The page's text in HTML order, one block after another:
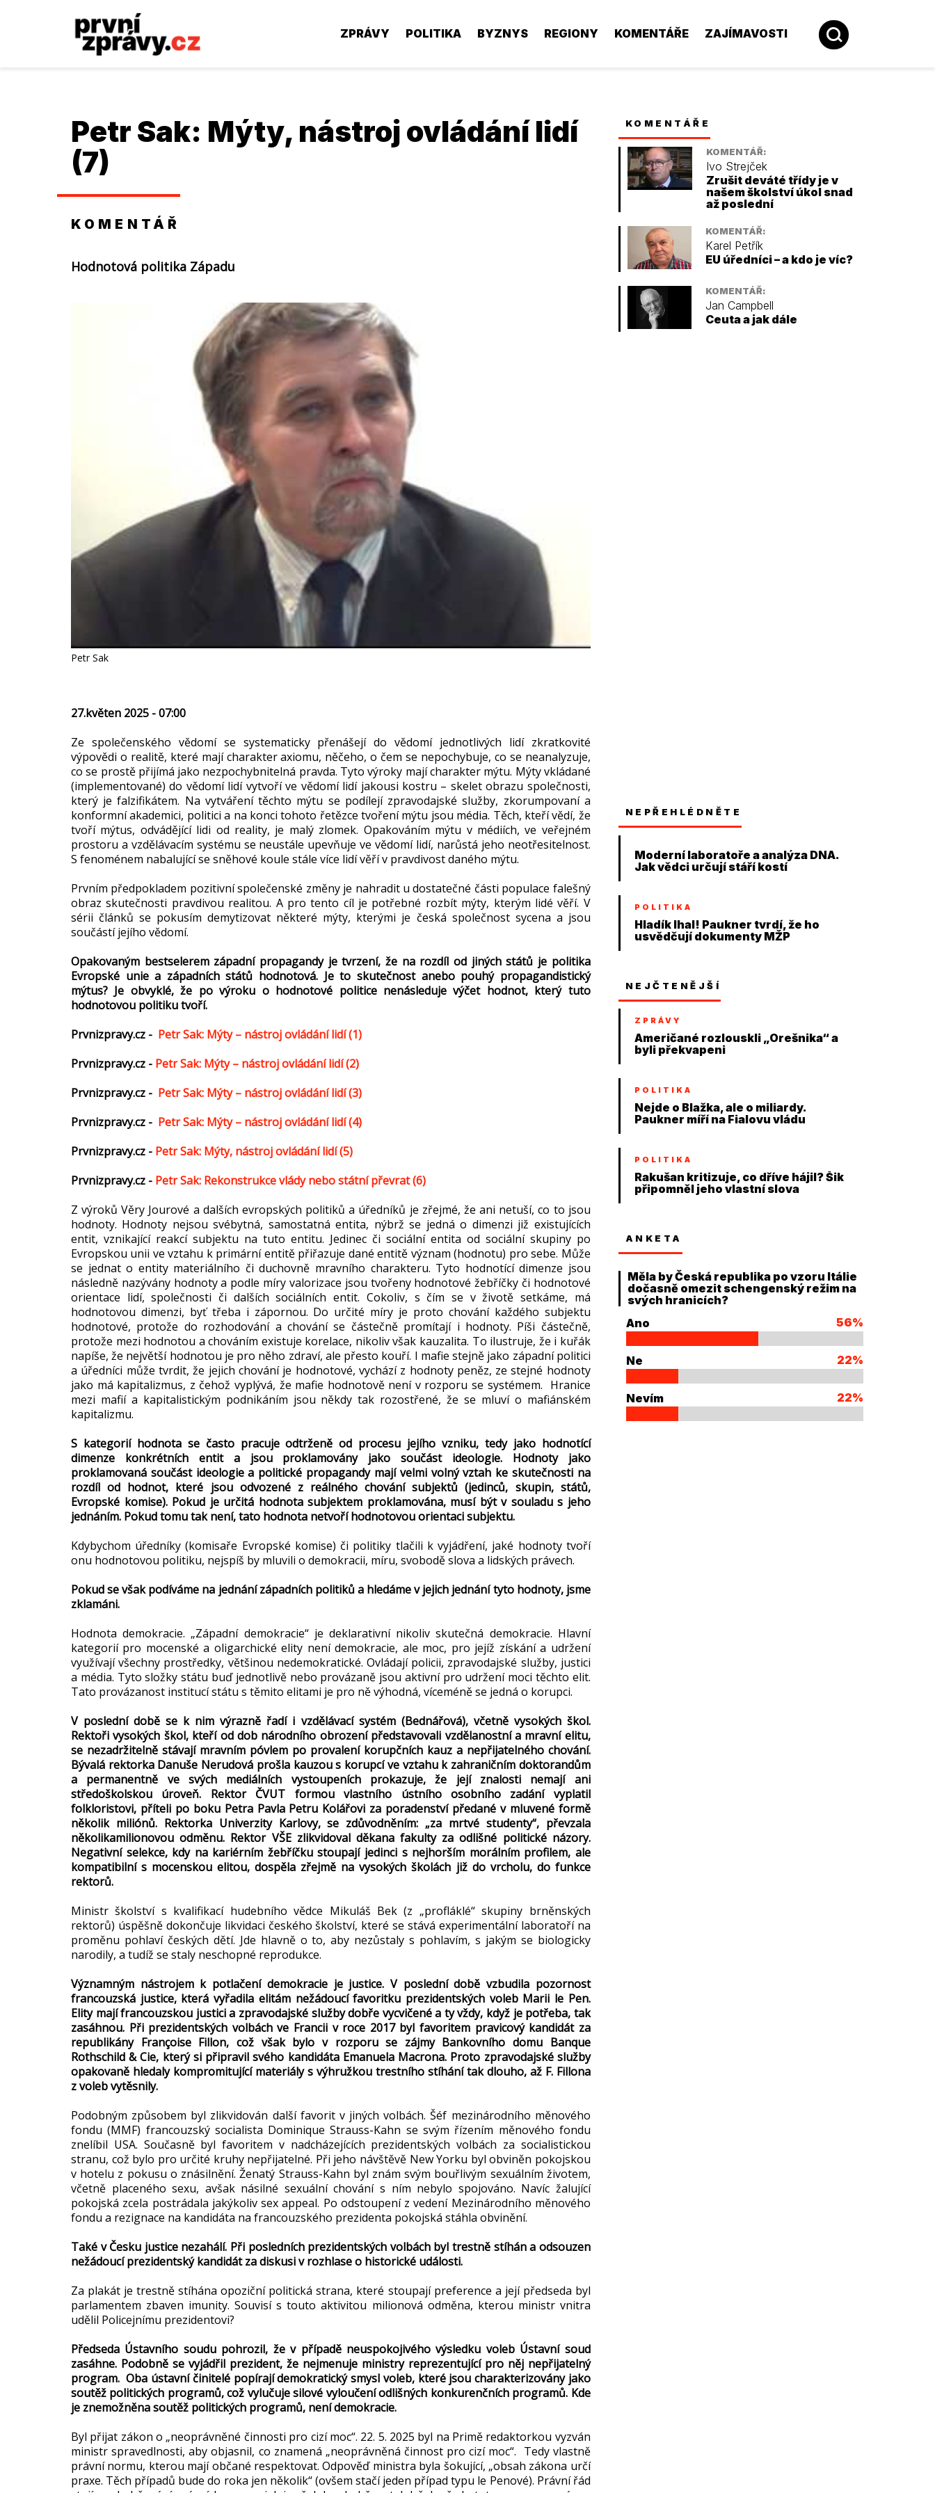
ZPRÁVY POLITIKA BYZNYS REGIONY KOMENTÁŘE ZAJÍMAVOSTI
Petr Sak: Mýty, nástroj ovládání lidí
(7)
KOMENTÁŘ
Hodnotová politika Západu
Petr Sak
27.květen 2025 - 07:00
Ze společenského vědomí se systematicky přenášejí do vědomí jednotlivých lidí zkratkovité
výpovědi o realitě, které mají charakter axiomu, něčeho, o čem se nepochybuje, co se neanalyzuje,
co se prostě přijímá jako nezpochybnitelná pravda. Tyto výroky mají charakter mýtu. Mýty vkládané
(implementované) do vědomí lidí vytvoří ve vědomí lidí jakousi kostru – skelet obrazu společnosti,
který je falzifikátem. Na vytváření těchto mýtu se podílejí zpravodajské služby, zkorumpovaní a
konformní akademici, politici a na konci tohoto řetězce tvoření mýtu jsou média. Těch, kteří vědí, že
tvoří mýtus, odvádějící lidi od reality, je malý zlomek. Opakováním mýtu v médiích, ve veřejném
prostoru a vzdělávacím systému se neustále upevňuje ve vědomí lidí, narůstá jeho neotřesitelnost.
S fenoménem nabalující se sněhové koule stále více lidí věří v pravdivost daného mýtu.
Prvním předpokladem pozitivní společenské změny je nahradit u dostatečné části populace falešný
obraz skutečnosti pravdivou realitou. A pro tento cíl je potřebné rozbít mýty, kterým lidé věří. V
sérii článků se pokusím demytizovat některé mýty, kterými je česká společnost sycena a jsou
součástí jejího vědomí.
Opakovaným bestselerem západní propagandy je tvrzení, že na rozdíl od jiných států je politika
Evropské unie a západních států hodnotová. Je to skutečnost anebo pouhý propagandistický
mýtus? Je obvyklé, že po výroku o hodnotové politice nenásleduje výčet hodnot, který tuto
hodnotovou politiku tvoří.
Prvnizpravy.cz - Petr Sak: Mýty – nástroj ovládání lidí (1)
Prvnizpravy.cz - Petr Sak: Mýty – nástroj ovládání lidí (2)
Prvnizpravy.cz - Petr Sak: Mýty – nástroj ovládání lidí (3)
Prvnizpravy.cz - Petr Sak: Mýty – nástroj ovládání lidí (4)
Prvnizpravy.cz - Petr Sak: Mýty, nástroj ovládání lidí (5)
Prvnizpravy.cz - Petr Sak: Rekonstrukce vlády nebo státní převrat (6)
Z výroků Věry Jourové a dalších evropských politiků a úředníků je zřejmé, že ani netuší, co to jsou
hodnoty. Hodnoty nejsou svébytná, samostatná entita, nýbrž se jedná o dimenzi již existujících
entit, vznikající reakcí subjektu na tuto entitu. Jedinec či sociální entita od sociální skupiny po
Evropskou unii ve vztahu k primární entitě přiřazuje dané entitě význam (hodnotu) pro sebe. Může
se jednat o entity materiálního či duchovně mravního charakteru. Tyto hodnotící dimenze jsou
následně nazývány hodnoty a podle míry valorizace jsou tvořeny hodnotové žebříčky či hodnotové
orientace lidí, společnosti či dalších sociálních entit. Cokoliv, s čím se v životě setkáme, má
hodnotovou dimenzi, byť třeba i zápornou. Do určité míry je proto chování každého subjektu
hodnotové, protože do rozhodování a chování se částečně promítají i hodnoty. Píši částečně,
protože mezi hodnotou a chováním existuje korelace, nikoliv však kauzalita. To ilustruje, že i kuřák
napíše, že největší hodnotou je pro něho zdraví, ale přesto kouří. I mafie stejně jako západní politici
a úředníci může tvrdit, že jejich chování je hodnotové, vychází z hodnoty peněz, ze stejné hodnoty
jako má kapitalizmus, z čehož vyplývá, že mafie hodnotově není v rozporu se systémem. Hranice
mezi mafií a kapitalistickým podnikáním jsou někdy tak rozostřené, že se mluví o mafiánském
kapitalizmu.
S kategorií hodnota se často pracuje odtrženě od procesu jejího vzniku, tedy jako hodnotící
dimenze konkrétních entit a jsou proklamovány jako součást ideologie. Hodnoty jako
proklamovaná součást ideologie a politické propagandy mají velmi volný vztah ke skutečnosti na
rozdíl od hodnot, které jsou odvozené z reálného chování subjektů (jedinců, skupin, států,
Evropské komise). Pokud je určitá hodnota subjektem proklamována, musí být v souladu s jeho
jednáním. Pokud tomu tak není, tato hodnota netvoří hodnotovou orientaci subjektu.
Kdybychom úředníky (komisaře Evropské komise) či politiky tlačili k vyjádření, jaké hodnoty tvoří
onu hodnotovou politiku, nejspíš by mluvili o demokracii, míru, svobodě slova a lidských právech.
Pokud se však podíváme na jednání západních politiků a hledáme v jejich jednání tyto hodnoty, jsme
zklamáni.
Hodnota demokracie. „Západní demokracie“ je deklarativní nikoliv skutečná demokracie. Hlavní
kategorií pro mocenské a oligarchické elity není demokracie, ale moc, pro jejíž získání a udržení
využívají všechny prostředky, většinou nedemokratické. Ovládají policii, zpravodajské služby, justici
a média. Tyto složky státu buď jednotlivě nebo provázaně jsou aktivní pro udržení moci těchto elit.
Tato provázanost institucí státu s těmito elitami je pro ně výhodná, víceméně se jedná o korupci.
V poslední době se k nim výrazně řadí i vzdělávací systém (Bednářová), včetně vysokých škol.
Rektoři vysokých škol, kteří od dob národního obrození představovali vzdělanostní a mravní elitu,
se nezadržitelně stávají mravním póvlem po provalení korupčních kauz a nepřijatelného chování.
Bývalá rektorka Danuše Nerudová prošla kauzou s korupcí ve vztahu k zahraničním doktorandům
a permanentně ve svých mediálních vystoupeních prokazuje, že její znalosti nemají ani
středoškolskou úroveň. Rektor ČVUT formou vlastního ústního osobního zadání vyplatil
folkloristovi, příteli po boku Petra Pavla Petru Kolářovi za poradenství předané v mluvené formě
několik miliónů. Rektorka Univerzity Karlovy, se zdůvodněním: „za mrtvé studenty“, převzala
několikamilionovou odměnu. Rektor VŠE zlikvidoval děkana fakulty za odlišné politické názory.
Negativní selekce, kdy na kariérním žebříčku stoupají jedinci s nejhorším morálním profilem, ale
kompatibilní s mocenskou elitou, dospěla zřejmě na vysokých školách již do vrcholu, do funkce
rektorů.
Ministr školství s kvalifikací hudebního vědce Mikuláš Bek (z „profláklé“ skupiny brněnských
rektorů) úspěšně dokončuje likvidaci českého školství, které se stává experimentální laboratoří na
proměnu pohlaví českých dětí. Jde hlavně o to, aby nezůstaly s pohlavím, s jakým se biologicky
narodily, a tudíž se staly neschopné reprodukce.
Významným nástrojem k potlačení demokracie je justice. V poslední době vzbudila pozornost
francouzská justice, která vyřadila elitám nežádoucí favoritku prezidentských voleb Marii le Pen.
Elity mají francouzskou justici a zpravodajské služby dobře vycvičené a ty vždy, když je potřeba, tak
zasáhnou. Při prezidentských volbách ve Francii v roce 2017 byl favoritem pravicový kandidát za
republikány Françoise Fillon, což však bylo v rozporu se zájmy Bankovního domu Banque
Rothschild & Cie, který si připravil svého kandidáta Emanuela Macrona. Proto zpravodajské služby
opakovaně hledaly kompromitující materiály s výhružkou trestního stíhání tak dlouho, až F. Fillona
z voleb vytěsnily.
Podobným způsobem byl zlikvidován další favorit v jiných volbách. Šéf mezinárodního měnového
fondu (MMF) francouzský socialista Dominique Strauss-Kahn se svým řízením měnového fondu
znelíbil USA. Současně byl favoritem v nadcházejících prezidentských volbách za socialistickou
stranu, což bylo pro určité kruhy nepřijatelné. Při jeho návštěvě New Yorku byl obviněn pokojskou
v hotelu z pokusu o znásilnění. Ženatý Strauss-Kahn byl znám svým bouřlivým sexuálním životem,
včetně placeného sexu, avšak násilné sexuální chování s ním nebylo spojováno. Navíc žalující
pokojská zcela postrádala jakýkoliv sex appeal. Po odstoupení z vedení Mezinárodního měnového
fondu a rezignace na kandidáta na francouzského prezidenta pokojská stáhla obvinění.
Také v Česku justice nezahálí. Při posledních prezidentských volbách byl trestně stíhán a odsouzen
nežádoucí prezidentský kandidát za diskusi v rozhlase o historické události.
Za plakát je trestně stíhána opoziční politická strana, které stoupají preference a její předseda byl
parlamentem zbaven imunity. Souvisí s touto aktivitou milionová odměna, kterou ministr vnitra
udělil Policejnímu prezidentovi?
Předseda Ústavního soudu pohrozil, že v případě neuspokojivého výsledku voleb Ústavní soud
zasáhne. Podobně se vyjádřil prezident, že nejmenuje ministry reprezentující pro něj nepřijatelný
program. Oba ústavní činitelé popírají demokratický smysl voleb, které jsou charakterizovány jako
soutěž politických programů, což vylučuje silové vyloučení odlišných konkurenčních programů. Kde
je znemožněna soutěž politických programů, není demokracie.
Byl přijat zákon o „neoprávněné činnosti pro cizí moc“. 22. 5. 2025 byl na Primě redaktorkou vyzván
ministr spravedlnosti, aby objasnil, co znamená „neoprávněná činnost pro cizí moc“. Tedy vlastně
právní normu, kterou mají občané respektovat. Odpověď ministra byla šokující, „obsah zákona určí
praxe. Těch případů bude do roka jen několik“ (ovšem stačí jeden případ typu le Penové). Právní řád
KOMENTÁŘE
KOMENTÁŘ:
Ivo Strejček
Zrušit deváté třídy je v
našem školství úkol snad
až poslední
KOMENTÁŘ:
Karel Petřík
EU úředníci – a kdo je víc?
KOMENTÁŘ:
Jan Campbell
Ceuta a jak dále
NEPŘEHLÉDNĚTE
Moderní laboratoře a analýza DNA.
Jak vědci určují stáří kostí
POLITIKA
Hladík lhal! Paukner tvrdí, že ho
usvědčují dokumenty MŽP
NEJČTENĚJŠÍ
ZPRÁVY
Američané rozlouskli „Orešnika“ a
byli překvapeni
POLITIKA
Nejde o Blažka, ale o miliardy.
Paukner míří na Fialovu vládu
POLITIKA
Rakušan kritizuje, co dříve hájil? Šik
připomněl jeho vlastní slova
ANKETA
Měla by Česká republika po vzoru Itálie
dočasně omezit schengenský režim na
svých hranicích?
Ano
56%
Ne 22%
Nevím 22%